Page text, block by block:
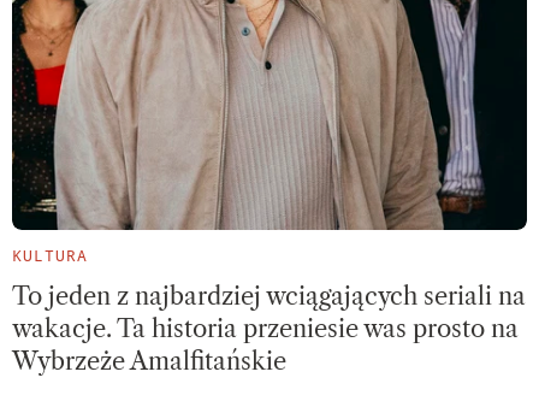
KULTURA
To jeden z najbardziej wciągających seriali na
wakacje. Ta historia przeniesie was prosto na
Wybrzeże Amalfitańskie